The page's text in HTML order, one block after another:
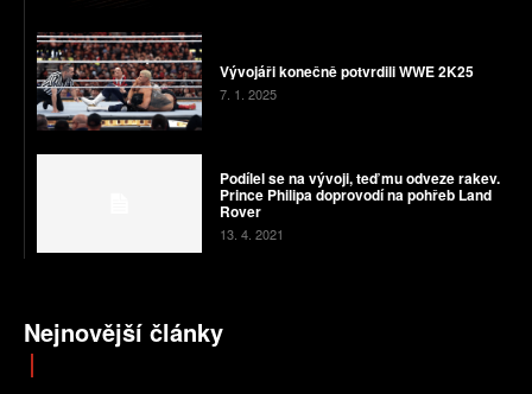
Vývojáři konečně potvrdili WWE 2K25
7. 1. 2025
Podílel se na vývoji, teď mu odveze rakev.
Prince Philipa doprovodí na pohřeb Land
Rover
13. 4. 2021
Nejnovější články